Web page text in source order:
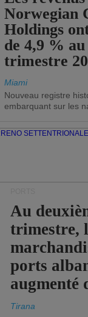
Norwegian
Holdings
de 4,9 %
trimestre
Miami
Nouveau registre
embarquant sur les
Au
trimestre,
ports
augmenté
Tirana